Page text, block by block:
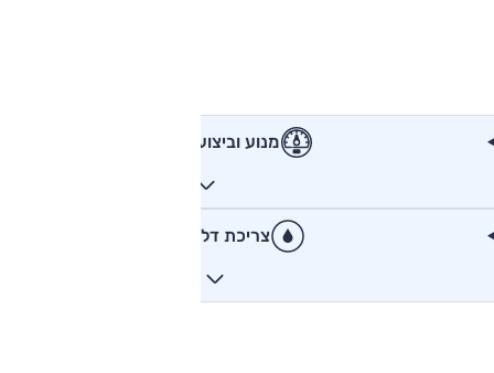
מנוע וביצועים
צריכת דלק